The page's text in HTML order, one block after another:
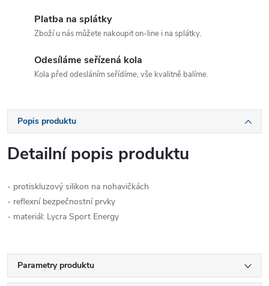
Platba na splátky
Zboží u nás můžete nakoupit on-line i na splátky.
Odesíláme seřízená kola
Kola před odesláním seřídíme, vše kvalitně balíme.
Popis produktu
Detailní popis produktu
- protiskluzový silikon na nohavičkách
- reflexní bezpečnostní prvky
- materiál: Lycra Sport Energy
Parametry produktu